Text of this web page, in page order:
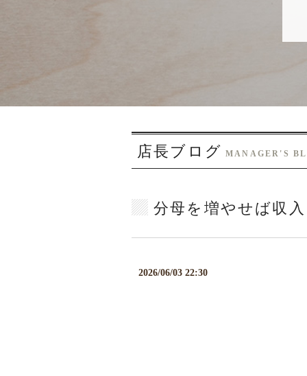
店長ブログ MANAGER'S
分母を増やせば収
2026/06/03 22:30